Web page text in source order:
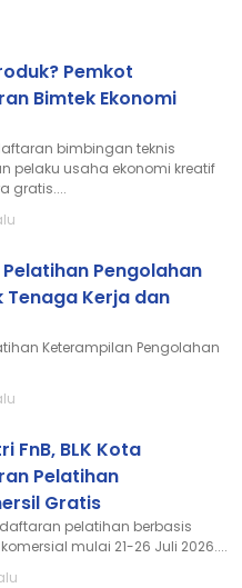
Pemkot
Bimtek Ekonomi
bimbingan teknis
pelaku usaha ekonomi kreatif
gratis....
Pengolahan
Tenaga Kerja dan
Keterampilan Pengolahan
FnB, BLK Kota
Pelatihan
Gratis
pelatihan berbasis
mulai 21-26 Juli 2026....